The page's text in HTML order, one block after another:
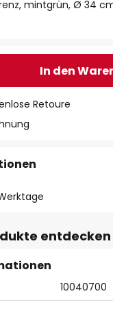
mintgrün, Ø 34
In den
Retoure
entdecken
10040700